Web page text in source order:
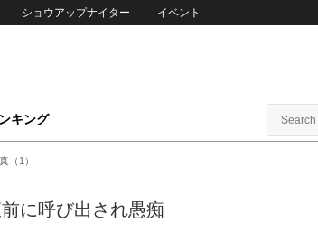
ショウアップナイター イベント
キング
（1）
に呼び出され愚痴